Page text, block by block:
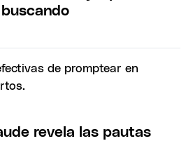
revela las pautas